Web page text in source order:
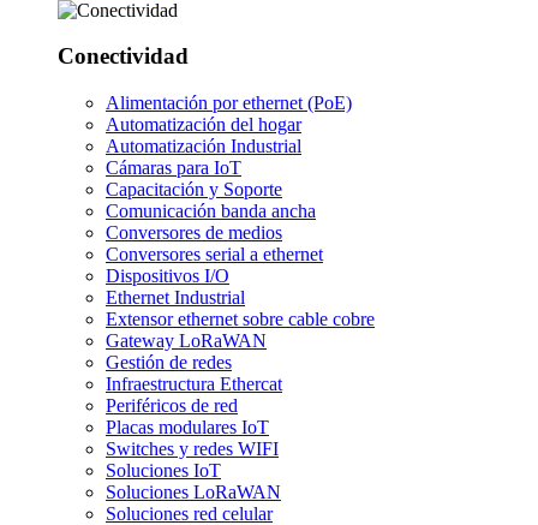
Conectividad
Alimentación por ethernet (PoE)
Automatización del hogar
Automatización Industrial
Cámaras para IoT
Capacitación y Soporte
Comunicación banda ancha
Conversores de medios
Conversores serial a ethernet
Dispositivos I/O
Ethernet Industrial
Extensor ethernet sobre cable cobre
Gateway LoRaWAN
Gestión de redes
Infraestructura Ethercat
Periféricos de red
Placas modulares IoT
Switches y redes WIFI
Soluciones IoT
Soluciones LoRaWAN
Soluciones red celular